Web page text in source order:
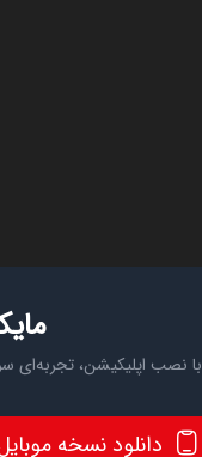
با نصب اپلیکیشن، تجربه‌ای
دانلود نسخه